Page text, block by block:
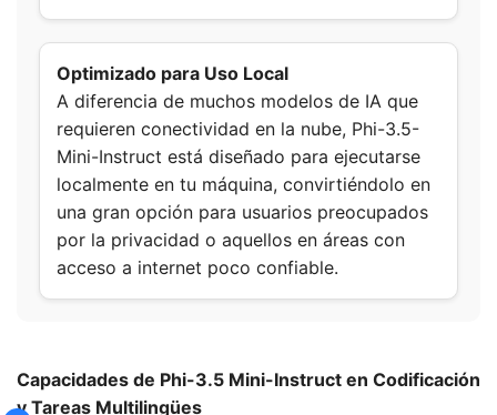
Optimizado para Uso Local
A diferencia de muchos modelos de IA que
requieren conectividad en la nube, Phi-3.5-
Mini-Instruct está diseñado para ejecutarse
localmente en tu máquina, convirtiéndolo en
una gran opción para usuarios preocupados
por la privacidad o aquellos en áreas con
acceso a internet poco confiable.
Capacidades de Phi-3.5 Mini-Instruct en Codificación
y Tareas Multilingües